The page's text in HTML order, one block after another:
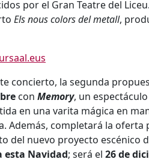
por el Gran Teatre del
Els nous colors del metall,
concierto, la segunda
con Memory, un
en una varita mágica en
Además, completará la
del nuevo proyecto escénico
esta Navidad; será el 26 de